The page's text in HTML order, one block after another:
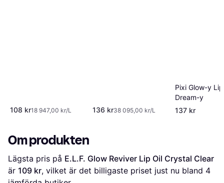
108 kr18 947,00 kr/L 136 kr38 095,00 kr/L
Pixi Glow-y
Dream-y
137 kr
Om produkten
Lägsta pris på E.L.F. Glow Reviver Lip Oil Crystal Clear
är 109 kr, vilket är det billigaste priset just nu bland 4